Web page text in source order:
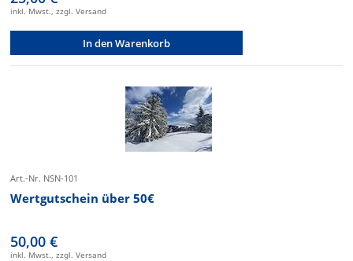
inkl. Mwst., zzgl. Versand
In den Warenkorb
Art.-Nr. NSN-101
Wertgutschein über 50€
50,00 €
inkl. Mwst., zzgl. Versand